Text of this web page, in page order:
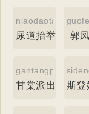
尿道抬举试验郭
甘棠派出所 斯